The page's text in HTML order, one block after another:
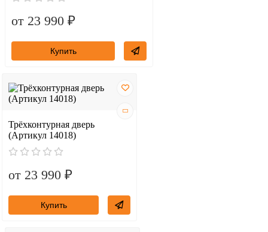
от 23 990 ₽
Купить
Трёхконтурная дверь
(Артикул 14018)
от 23 990 ₽
Купить